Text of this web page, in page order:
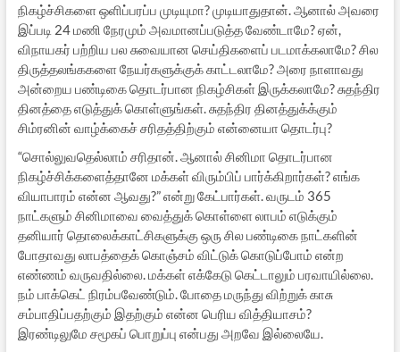
நிகழ்ச்சிகளை ஒளிப்பரப்ப முடியுமா? முடியாதுதான். ஆனால் அவரை
இப்படி 24 மணி நேரமும் அவமானப்படுத்த வேண்டாமே? ஏன்,
விநாயகர் பற்றிய பல சுவையான செய்திகளைப் படமாக்கலாமே? சில
திருத்தலங்ககளை நேயர்களுக்குக் காட்டலாமே? அரை நாளாவது
அன்றைய பண்டிகை தொடர்பான நிகழ்சிகள் இருக்கலாமே? சுதந்திர
தினத்தை எடுத்துக் கொள்ளுங்கள். சுதந்திர தினத்துக்க்கும்
சிம்ரனின் வாழ்க்கைச் சரிதத்திற்கும் என்னையா தொடர்பு?
“சொல்லுவதெல்லாம் சரிதான். ஆனால் சினிமா தொடர்பான
நிகழ்ச்சிக்களைத்தானே மக்கள் விரும்பிப் பார்க்கிறார்கள்? எங்க
வியாபாரம் என்ன ஆவது?” என்று கேட்பார்கள். வருடம் 365
நாட்களும் சினிமாவை வைத்துக் கொள்ளை லாபம் எடுக்கும்
தனியார் தொலைக்காட்சிகளுக்கு ஒரு சில பண்டிகை நாட்களின்
போதாவது லாபத்தைக் கொஞ்சம் விட்டுக் கொடுப்போம் என்ற
எண்ணம் வருவதில்லை. மக்கள் எக்கேடு கெட்டாலும் பரவாயில்லை.
நம் பாக்கெட் நிரம்பவேண்டும். போதை மருந்து விற்றுக் காசு
சம்பாதிப்பதற்கும் இதற்கும் என்ன பெரிய வித்தியாசம்?
இரண்டிலுமே சமூகப் பொறுப்பு என்பது அறவே இல்லையே.